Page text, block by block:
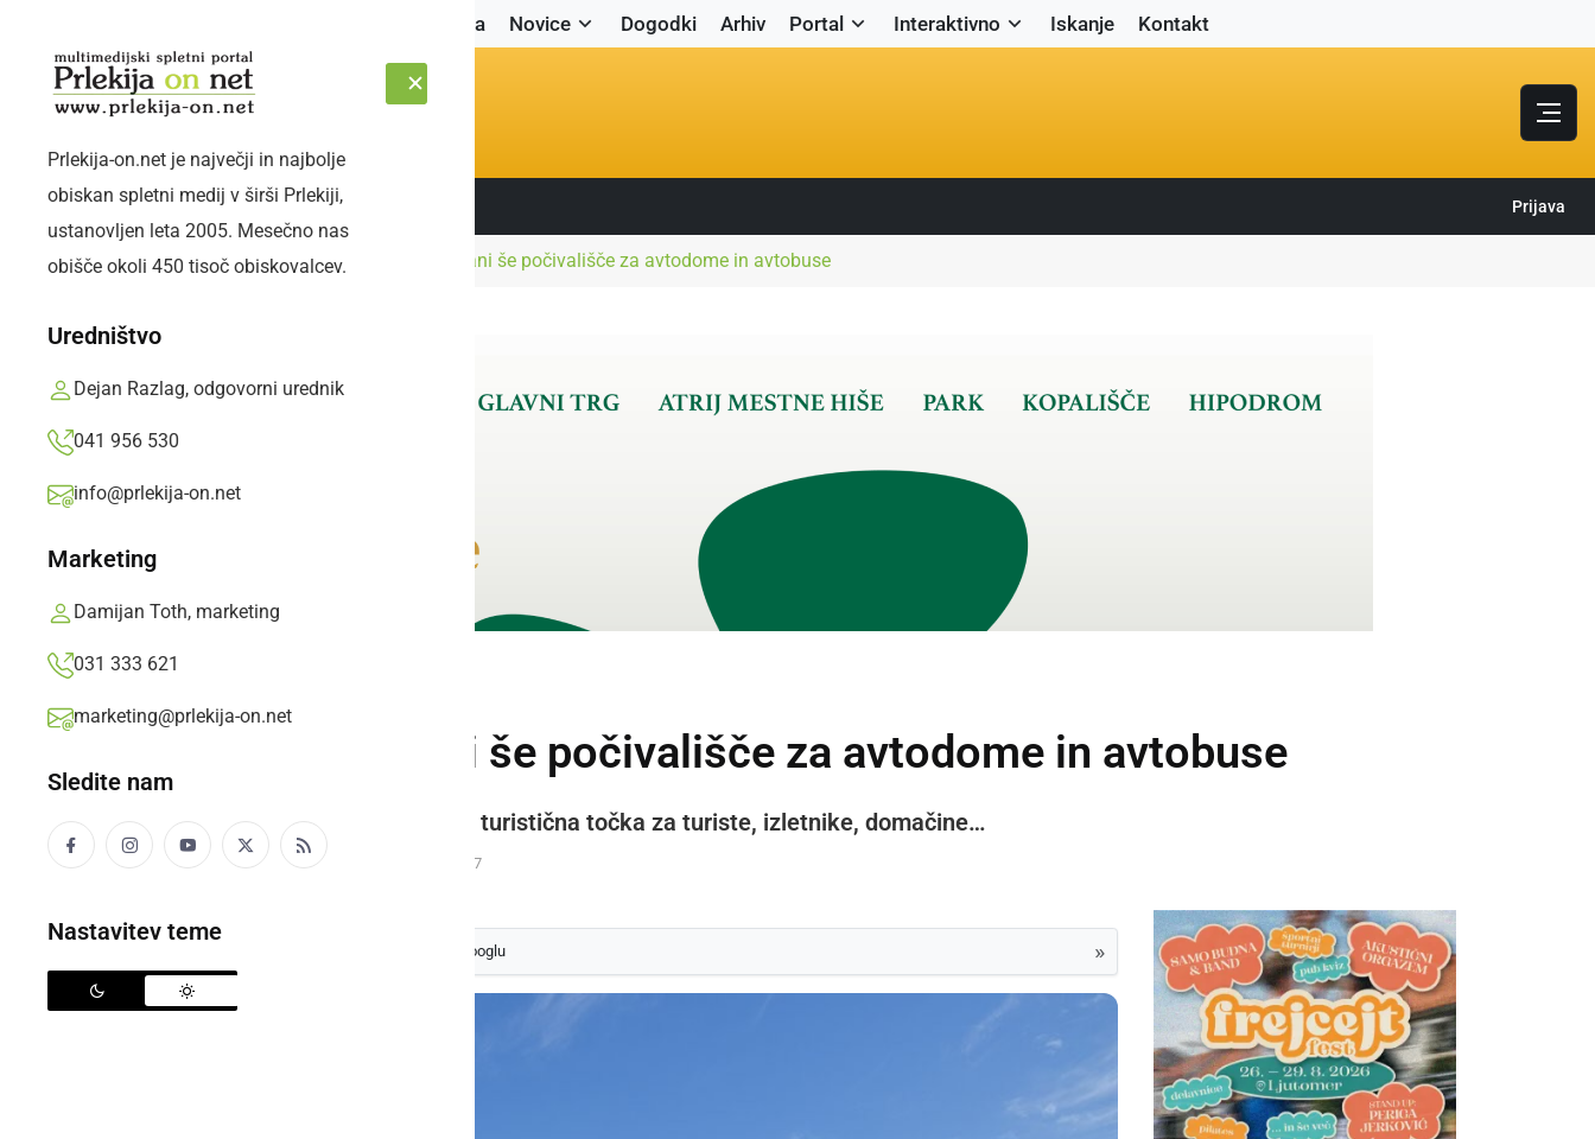
Naslovnica Novice Dogodki Arhiv Portal Interaktivno Iskanje Kontakt
NEDELJA, 9. AVGUST 2026 Sledite nam: Prijava
Prlekija-on.net je največji in najbolje
obiskan spletni medij v širši Prlekiji,
ustanovljen leta 2005. Mesečno nas
obišče okoli 450 tisoč obiskovalcev.
Uredništvo
Dejan Razlag, odgovorni urednik
041 956 530
info@prlekija-on.net
Marketing
Damijan Toth, marketing
031 333 621
marketing@prlekija-on.net
Sledite nam
Nastavitev teme
Naslovnica Gospodarstvo Ob vinski fontani še počivališče za avtodome in avtobuse
Ob vinski fontani še počivališče za avtodome in avtobuse
V radenski občini se obeta nova turistična točka za turiste, izletnike, domačine…
Prlekija-on.net,nedelja, 24. november 2019 ob 08:57
kot svoj prednostni vir na Googlu »